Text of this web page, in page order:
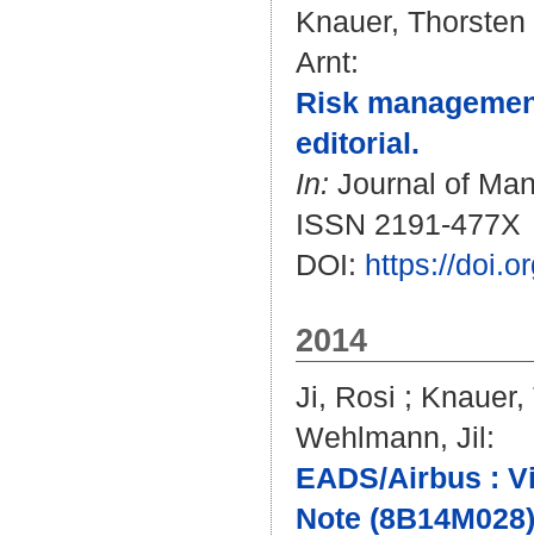
Knauer, Thorsten
Arnt:
Risk
editorial.
In: Journal of
ISSN 2191-477X
DOI: https://
2014
Ji, Rosi ;
Wehlmann, Jil:
EADS/Airbus :
Note